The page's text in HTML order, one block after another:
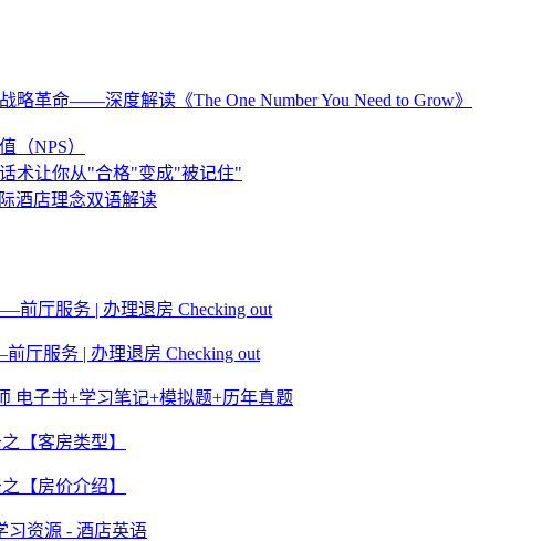
革命——深度解读《The One Number You Need to Grow》
（NPS）
术让你从"合格"变成"被记住"
酒店理念双语解读
厅服务 | 办理退房 Checking out
厅服务 | 办理退房 Checking out
电子书+学习笔记+模拟题+历年真题
【客房类型】
【房价介绍】
习资源 - 酒店英语